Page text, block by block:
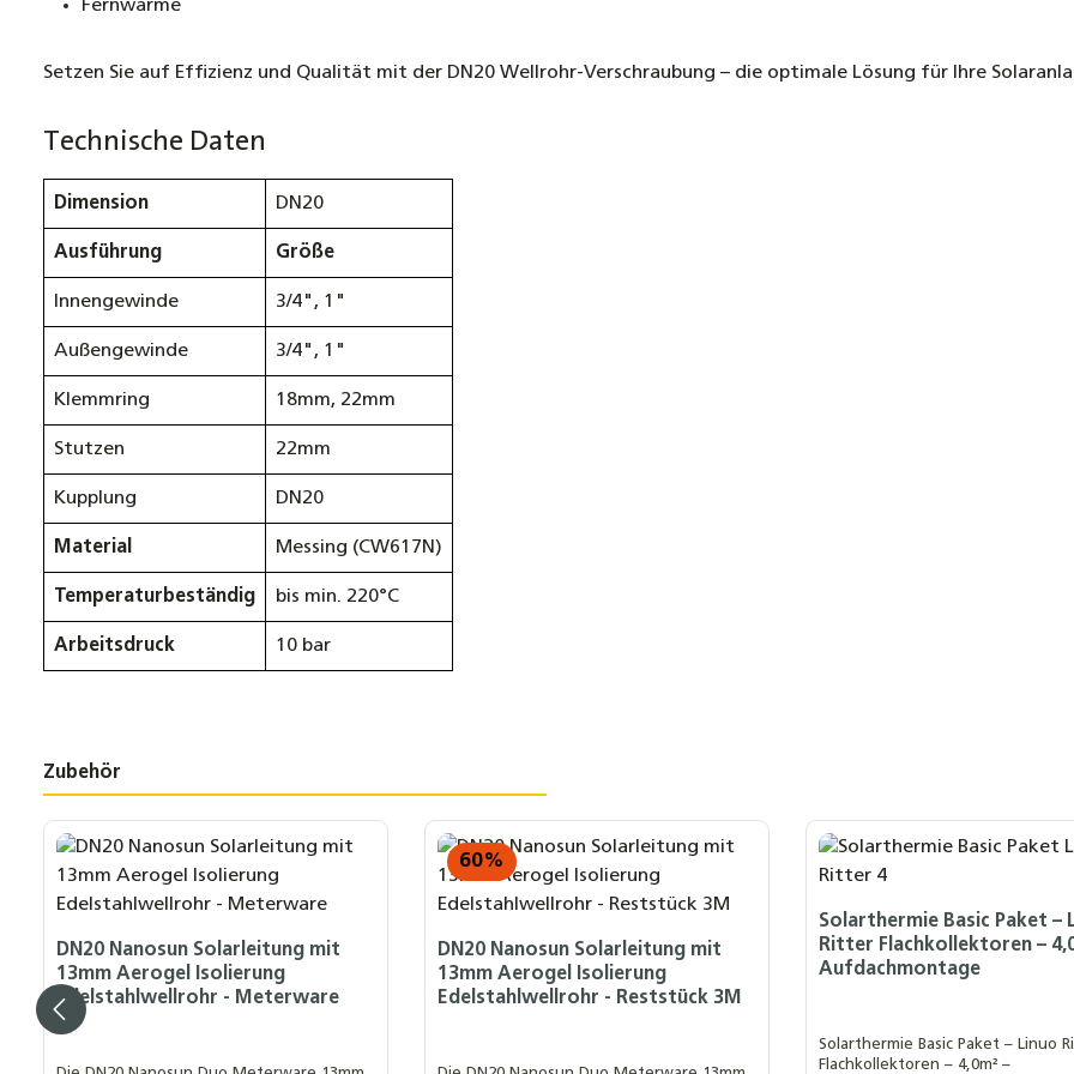
Fernwärme
Setzen Sie auf Effizienz und Qualität mit der DN20 Wellrohr-Verschraubung – die optimale Lösung für Ihre
Technische Daten
Dimension DN20
Ausführung Größe
Innengewinde 3/4", 1"
Außengewinde 3/4", 1"
Klemmring 18mm, 22mm
Stutzen 22mm
Kupplung DN20
Material Messing (CW617N)
Temperaturbeständig bis min. 220°C
Arbeitsdruck 10 bar
Zubehör
Produktgalerie überspringen
DN20 Nanosun Solarleitung mit
13mm Aerogel Isolierung
Edelstahlwellrohr - Meterware
60%
DN20 Nanosun Solarleitung mit
13mm Aerogel Isolierung
Edelstahlwellrohr - Reststück 3M
Solarthermie Basic Paket –
Ritter Flachkollektoren –
Aufdachmontage
Solarthermie Basic Paket – Linuo
Flachkollektoren – 4,0m² –